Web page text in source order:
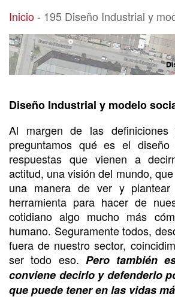
195 Diseño Industrial y modelo
Inicio- 195 Diseño Industrial y
Diseño Industrial y modelo
Al margen de las definiciones
preguntamos qué es el
respuestas que vienen a
actitud, una visión del mundo,
una manera de ver y
herramienta para hacer de
cotidiano algo mucho más
humano. Seguramente todos,
fuera de nuestro sector,
ser todo eso. Pero también
conviene decirlo y defenderlo
que puede tener en las vidas